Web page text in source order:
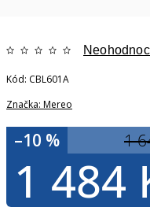
Značka:Mereo
1
–10 %
1 484
Kód: CBL601A